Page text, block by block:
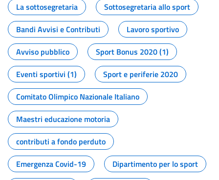
La sottosegretaria
Sottosegretaria allo sport
Bandi Avvisi e Contributi
Lavoro sportivo
Avviso pubblico
Sport Bonus 2020 (1)
Eventi sportivi (1)
Sport e periferie 2020
Comitato Olimpico Nazionale Italiano
Maestri educazione motoria
contributi a fondo perduto
Emergenza Covid-19
Dipartimento per lo sport